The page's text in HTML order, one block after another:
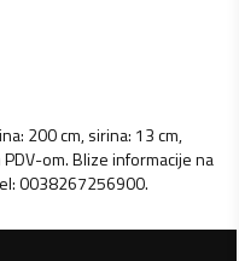
200 cm, sirina: 13 cm,
PDV-om. Blize informacije na
0038267256900.